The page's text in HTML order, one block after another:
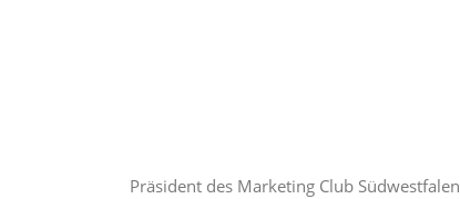
Präsident des Marketing Club Südwestfalen